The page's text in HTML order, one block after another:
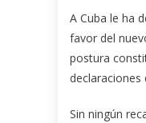
A Cuba le ha
favor del
postura
Sin ningún